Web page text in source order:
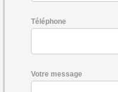
Téléphone
Votre message